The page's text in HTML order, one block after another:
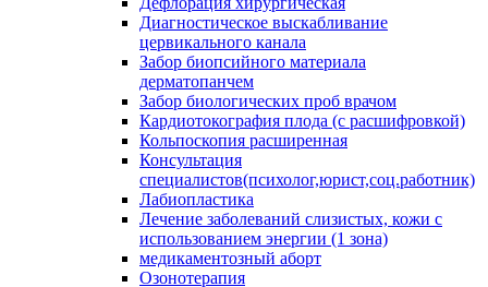
Диагностическое выскабливание
цервикального канала
Забор биопсийного материала
дерматопанчем
Забор биологических проб врачом
Кардиотокография плода (с расшифровкой)
Кольпоскопия расширенная
Консультация
специалистов(психолог,юрист,соц.работник)
Лабиопластика
Лечение заболеваний слизистых, кожи с
использованием энергии (1 зона)
медикаментозный аборт
Озонотерапия